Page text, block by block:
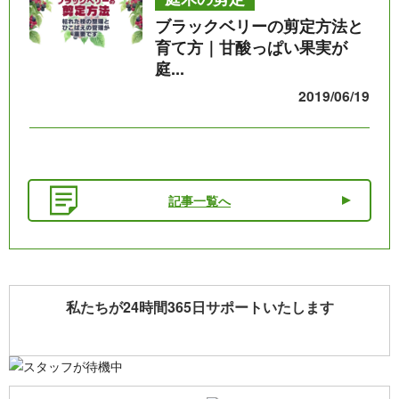
ブラックベリーの剪定方法と
育て方｜甘酸っぱい果実が
庭...
2019/06/19
記事一覧へ
私たちが24時間365日サポートいたします